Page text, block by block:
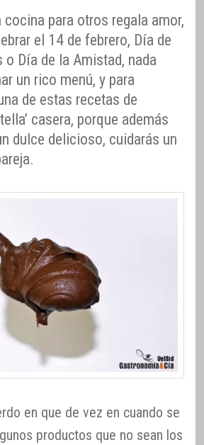
cocina para otros regala amor,
el 14 de febrero, Día de
o Día de la Amistad, nada
un rico menú, y para
de estas recetas de
casera, porque además
dulce delicioso, cuidarás un
en que de vez en cuando se
productos que no sean los